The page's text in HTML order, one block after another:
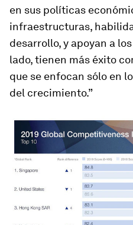
en sus políticas
infraestructuras,
desarrollo, y apoyan a
lado, tienen más éxito
que se enfocan sólo en
del crecimiento.”